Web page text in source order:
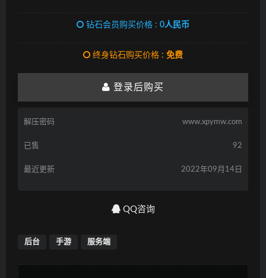
钻石会员购买价格 : 0人民币
终身钻石购买价格 : 免费
登录后购买
解压密码 www.xpymw.com
已售 92
最近更新 2022年09月14日
QQ咨询
后台 手游 服务端